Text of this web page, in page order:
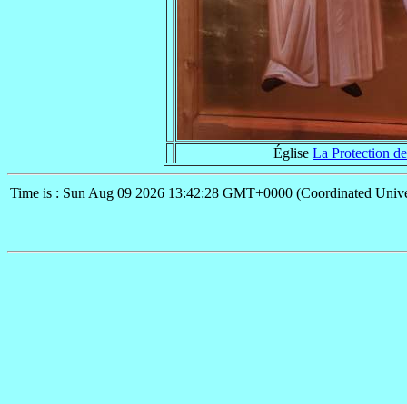
ÉgliseLa Protection
Time is : Sun Aug 09 2026 13:42:28 GMT+0000 (Coordinated